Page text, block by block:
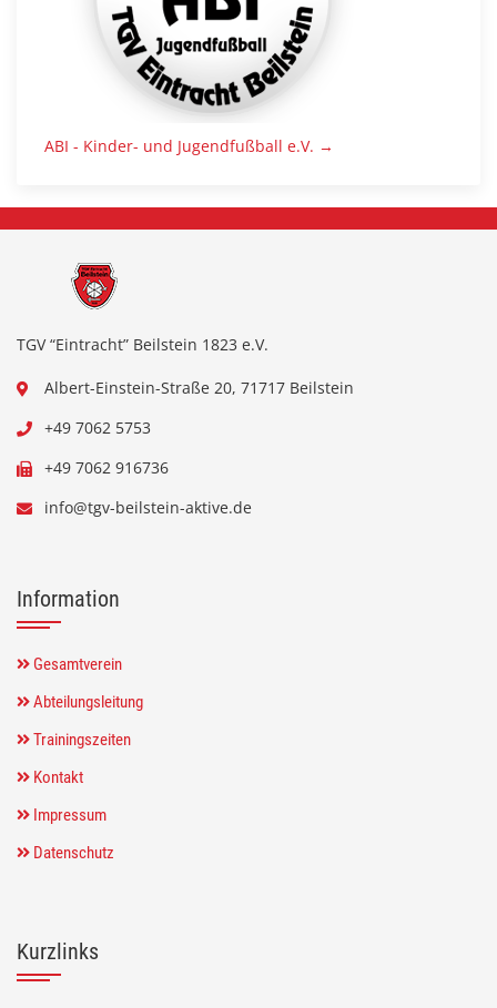
ABI - Kinder- und Jugendfußball e.V. →
TGV “Eintracht” Beilstein 1823 e.V.
Albert-Einstein-Straße 20, 71717 Beilstein
+49 7062 5753
+49 7062 916736
info@tgv-beilstein-aktive.de
Information
Gesamtverein
Abteilungsleitung
Trainingszeiten
Kontakt
Impressum
Datenschutz
Kurzlinks